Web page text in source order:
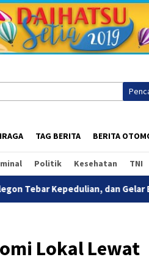
TAG BERITA BERITA
Politik Kesehatan TNI
dan Gelar Bakti Sosial
Lokal Lewat